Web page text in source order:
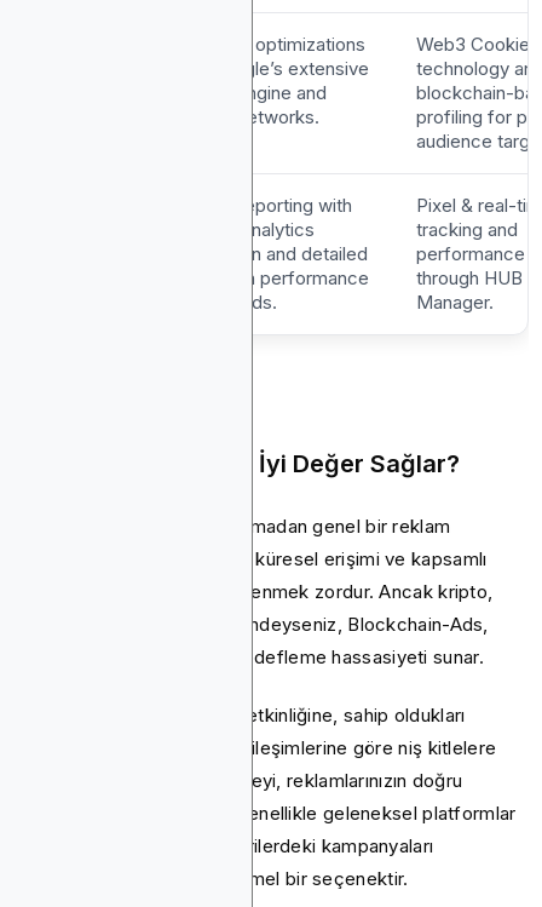
AI-driven optimizations
and Google’s extensive
search engine and
display networks.
Web3 Cookie
technology
blockchain-
profiling for
audience
Robust reporting with
Google Analytics
integration and detailed
campaign performance
dashboards.
Pixel & real-
tracking and
performance
through HUB
Manager.
Hangi Platform Daha İyi Değer Sağlar?
Sektöre özgü kısıtlamalar olmadan genel bir reklam
kampanyası yürütüyorsanız, küresel erişimi ve kapsamlı
özellikleri ile Google Ads'i yenmek zordur. Ancak kripto,
blok zinciri veya iGaming işindeyseniz, Blockchain-Ads,
Google Ads'in sunmadığı hedefleme hassasiyeti sunar.
Blockchain-Ads ile cüzdan etkinliğine, sahip oldukları
tokenlere ve blok zinciri etkileşimlerine göre niş kitlelere
ulaşabilirsiniz. Bu ayrıntı düzeyi, reklamlarınızın doğru
kişilere ulaşmasını sağlar. Genellikle geleneksel platformlar
tarafından kısıtlanan endüstrilerdeki kampanyaları
ölçeklendirmek için mükemmel bir seçenektir.